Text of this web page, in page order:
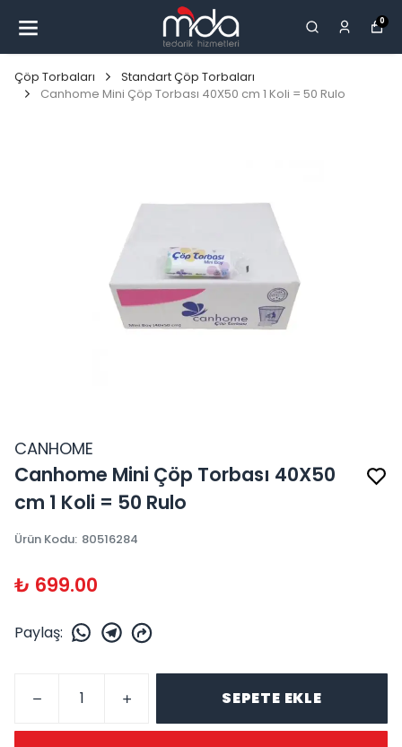
0
Çöp Torbaları
Standart Çöp Torbaları
Canhome Mini Çöp Torbası 40X50 cm 1 Koli = 50 Rulo
CANHOME
Canhome Mini Çöp Torbası 40X50
cm 1 Koli = 50 Rulo
Ürün Kodu: 80516284
₺ 699.00
Paylaş:
SEPETE EKLE